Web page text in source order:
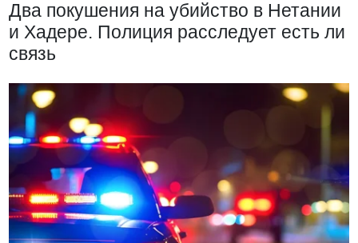
Два покушения на убийство в Нетании
и Хадере. Полиция расследует есть ли
связь